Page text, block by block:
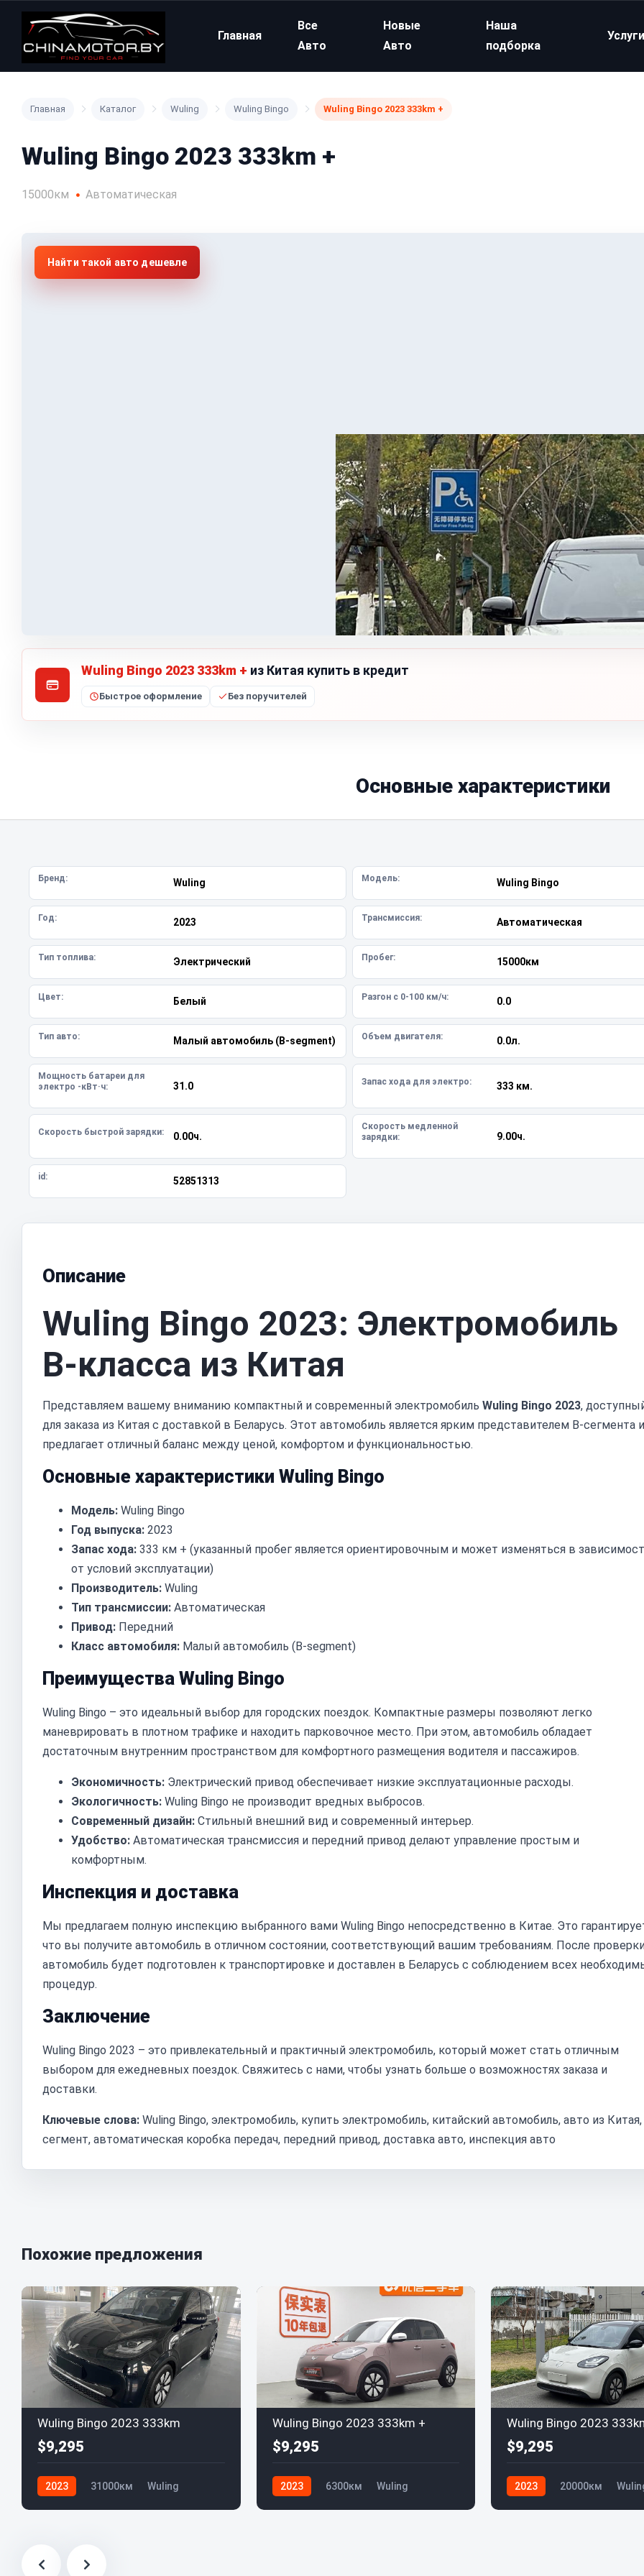
Главная
Все
Авто
Новые
Авто
Наша
подборка
Главная Каталог Wuling Wuling Bingo Wuling Bingo 2023 333km +
Wuling Bingo 2023 333km +
15000км Автоматическая
Найти такой авто дешевле
Wuling Bingo 2023 333km + из Китая купить в кредит
Быстрое оформление Без поручителей
Основные характеристики
Бренд: Wuling Модель: Wuling Bingo
Год: 2023 Трансмиссия: Автоматическая
Тип топлива: Электрический Пробег: 15000км
Цвет: Белый Разгон с 0-100 км/ч: 0.0
Тип авто: Малый автомобиль (B-segment) Объем двигателя: 0.0л.
Мощность батареи для
электро -кВт·ч:
31.0 Запас хода для электро: 333 км.
Скорость быстрой зарядки: 0.00ч.
Скорость медленной
зарядки:
9.00ч.
id: 52851313
Описание
Wuling Bingo 2023: Электромобиль
B-класса из Китая
Представляем вашему вниманию компактный и современный электромобиль Wuling Bingo 2023,
для заказа из Китая с доставкой в Беларусь. Этот автомобиль является ярким представителем B-сегмента и
предлагает отличный баланс между ценой, комфортом и функциональностью.
Основные характеристики Wuling Bingo
Модель: Wuling Bingo
Год выпуска: 2023
Запас хода: 333 км + (указанный пробег является ориентировочным и может изменяться в
от условий эксплуатации)
Производитель: Wuling
Тип трансмиссии: Автоматическая
Привод: Передний
Класс автомобиля: Малый автомобиль (B-segment)
Преимущества Wuling Bingo
Wuling Bingo – это идеальный выбор для городских поездок. Компактные размеры позволяют легко
маневрировать в плотном трафике и находить парковочное место. При этом, автомобиль обладает
достаточным внутренним пространством для комфортного размещения водителя и пассажиров.
Экономичность: Электрический привод обеспечивает низкие эксплуатационные расходы.
Экологичность: Wuling Bingo не производит вредных выбросов.
Современный дизайн: Стильный внешний вид и современный интерьер.
Удобство: Автоматическая трансмиссия и передний привод делают управление простым и
комфортным.
Инспекция и доставка
Мы предлагаем полную инспекцию выбранного вами Wuling Bingo непосредственно в Китае. Это
что вы получите автомобиль в отличном состоянии, соответствующий вашим требованиям. После
автомобиль будет подготовлен к транспортировке и доставлен в Беларусь с соблюдением всех
процедур.
Заключение
Wuling Bingo 2023 – это привлекательный и практичный электромобиль, который может стать отличным
выбором для ежедневных поездок. Свяжитесь с нами, чтобы узнать больше о возможностях заказа и
доставки.
Ключевые слова: Wuling Bingo, электромобиль, купить электромобиль, китайский автомобиль, авто из
сегмент, автоматическая коробка передач, передний привод, доставка авто, инспекция авто
Похожие предложения
Wuling Bingo 2023 333km
$9,295
2023 31000км Wuling
Wuling Bingo 2023 333km +
$9,295
2023 6300км Wuling
Wuling Bingo 2023
$9,295
2023 20000км